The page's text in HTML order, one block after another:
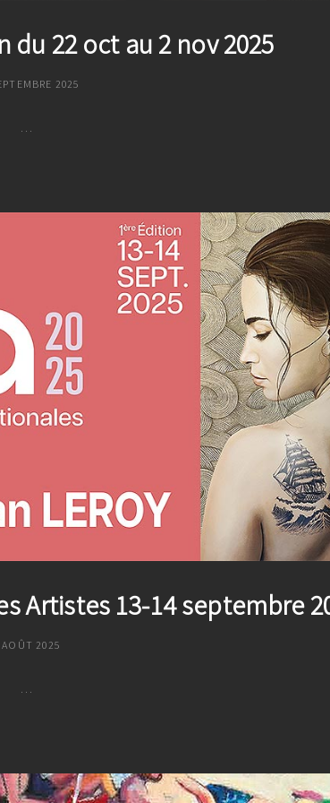
du 22 oct au 2 nov 2025
2025
…
Lannion
2
Nov
2025
Artistes 13-14 septembre
AOÛT 2025
…
Nationales
Des